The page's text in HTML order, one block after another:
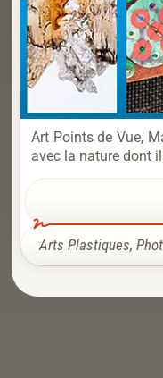
Art Points de Vue,
avec la nature dont
Arts Plastiques,